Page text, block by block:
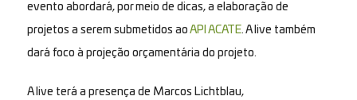
evento abordará, por meio de dicas, a elaboração de
projetos a serem submetidos ao API ACATE. A live também
dará foco à projeção orçamentária do projeto.
A live terá a presença de Marcos Lichtblau,